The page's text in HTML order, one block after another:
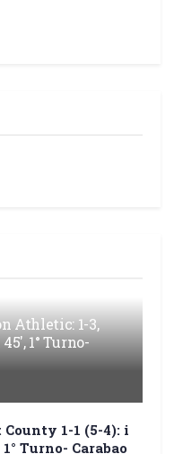
Athletic: 1-3,
1° Turno-
1-1 (5-4): i
Turno- Carabao